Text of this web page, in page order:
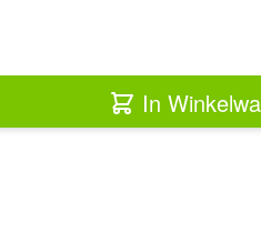
In